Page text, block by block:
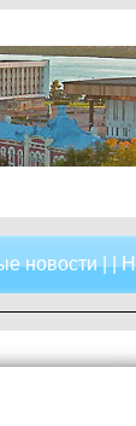
новости| |